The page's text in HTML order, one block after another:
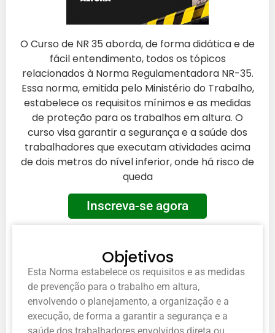
O Curso de NR 35 aborda, de forma didática e de
fácil entendimento, todos os tópicos
relacionados à Norma Regulamentadora NR-35.
Essa norma, emitida pelo Ministério do Trabalho,
estabelece os requisitos mínimos e as medidas
de proteção para os trabalhos em altura. O
curso visa garantir a segurança e a saúde dos
trabalhadores que executam atividades acima
de dois metros do nível inferior, onde há risco de
queda
Inscreva-se agora
Objetivos
Esta Norma estabelece os requisitos e as medidas
de prevenção para o trabalho em altura,
envolvendo o planejamento, a organização e a
execução, de forma a garantir a segurança e a